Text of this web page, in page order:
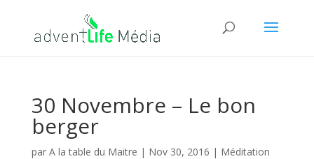
30 Novembre – Le bon
berger
par A la table du Maitre | Nov 30, 2016 | Méditation